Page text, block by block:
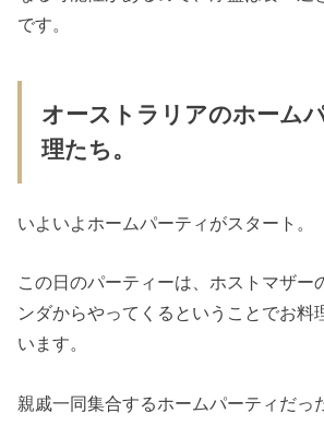
です。
オーストラリアのホーム
理たち。
いよいよホームパーティがスタート。
この日のパーティーは、ホストマザー
ンダからやってくるということでお料
います。
親戚一同集合するホームパーティだっ